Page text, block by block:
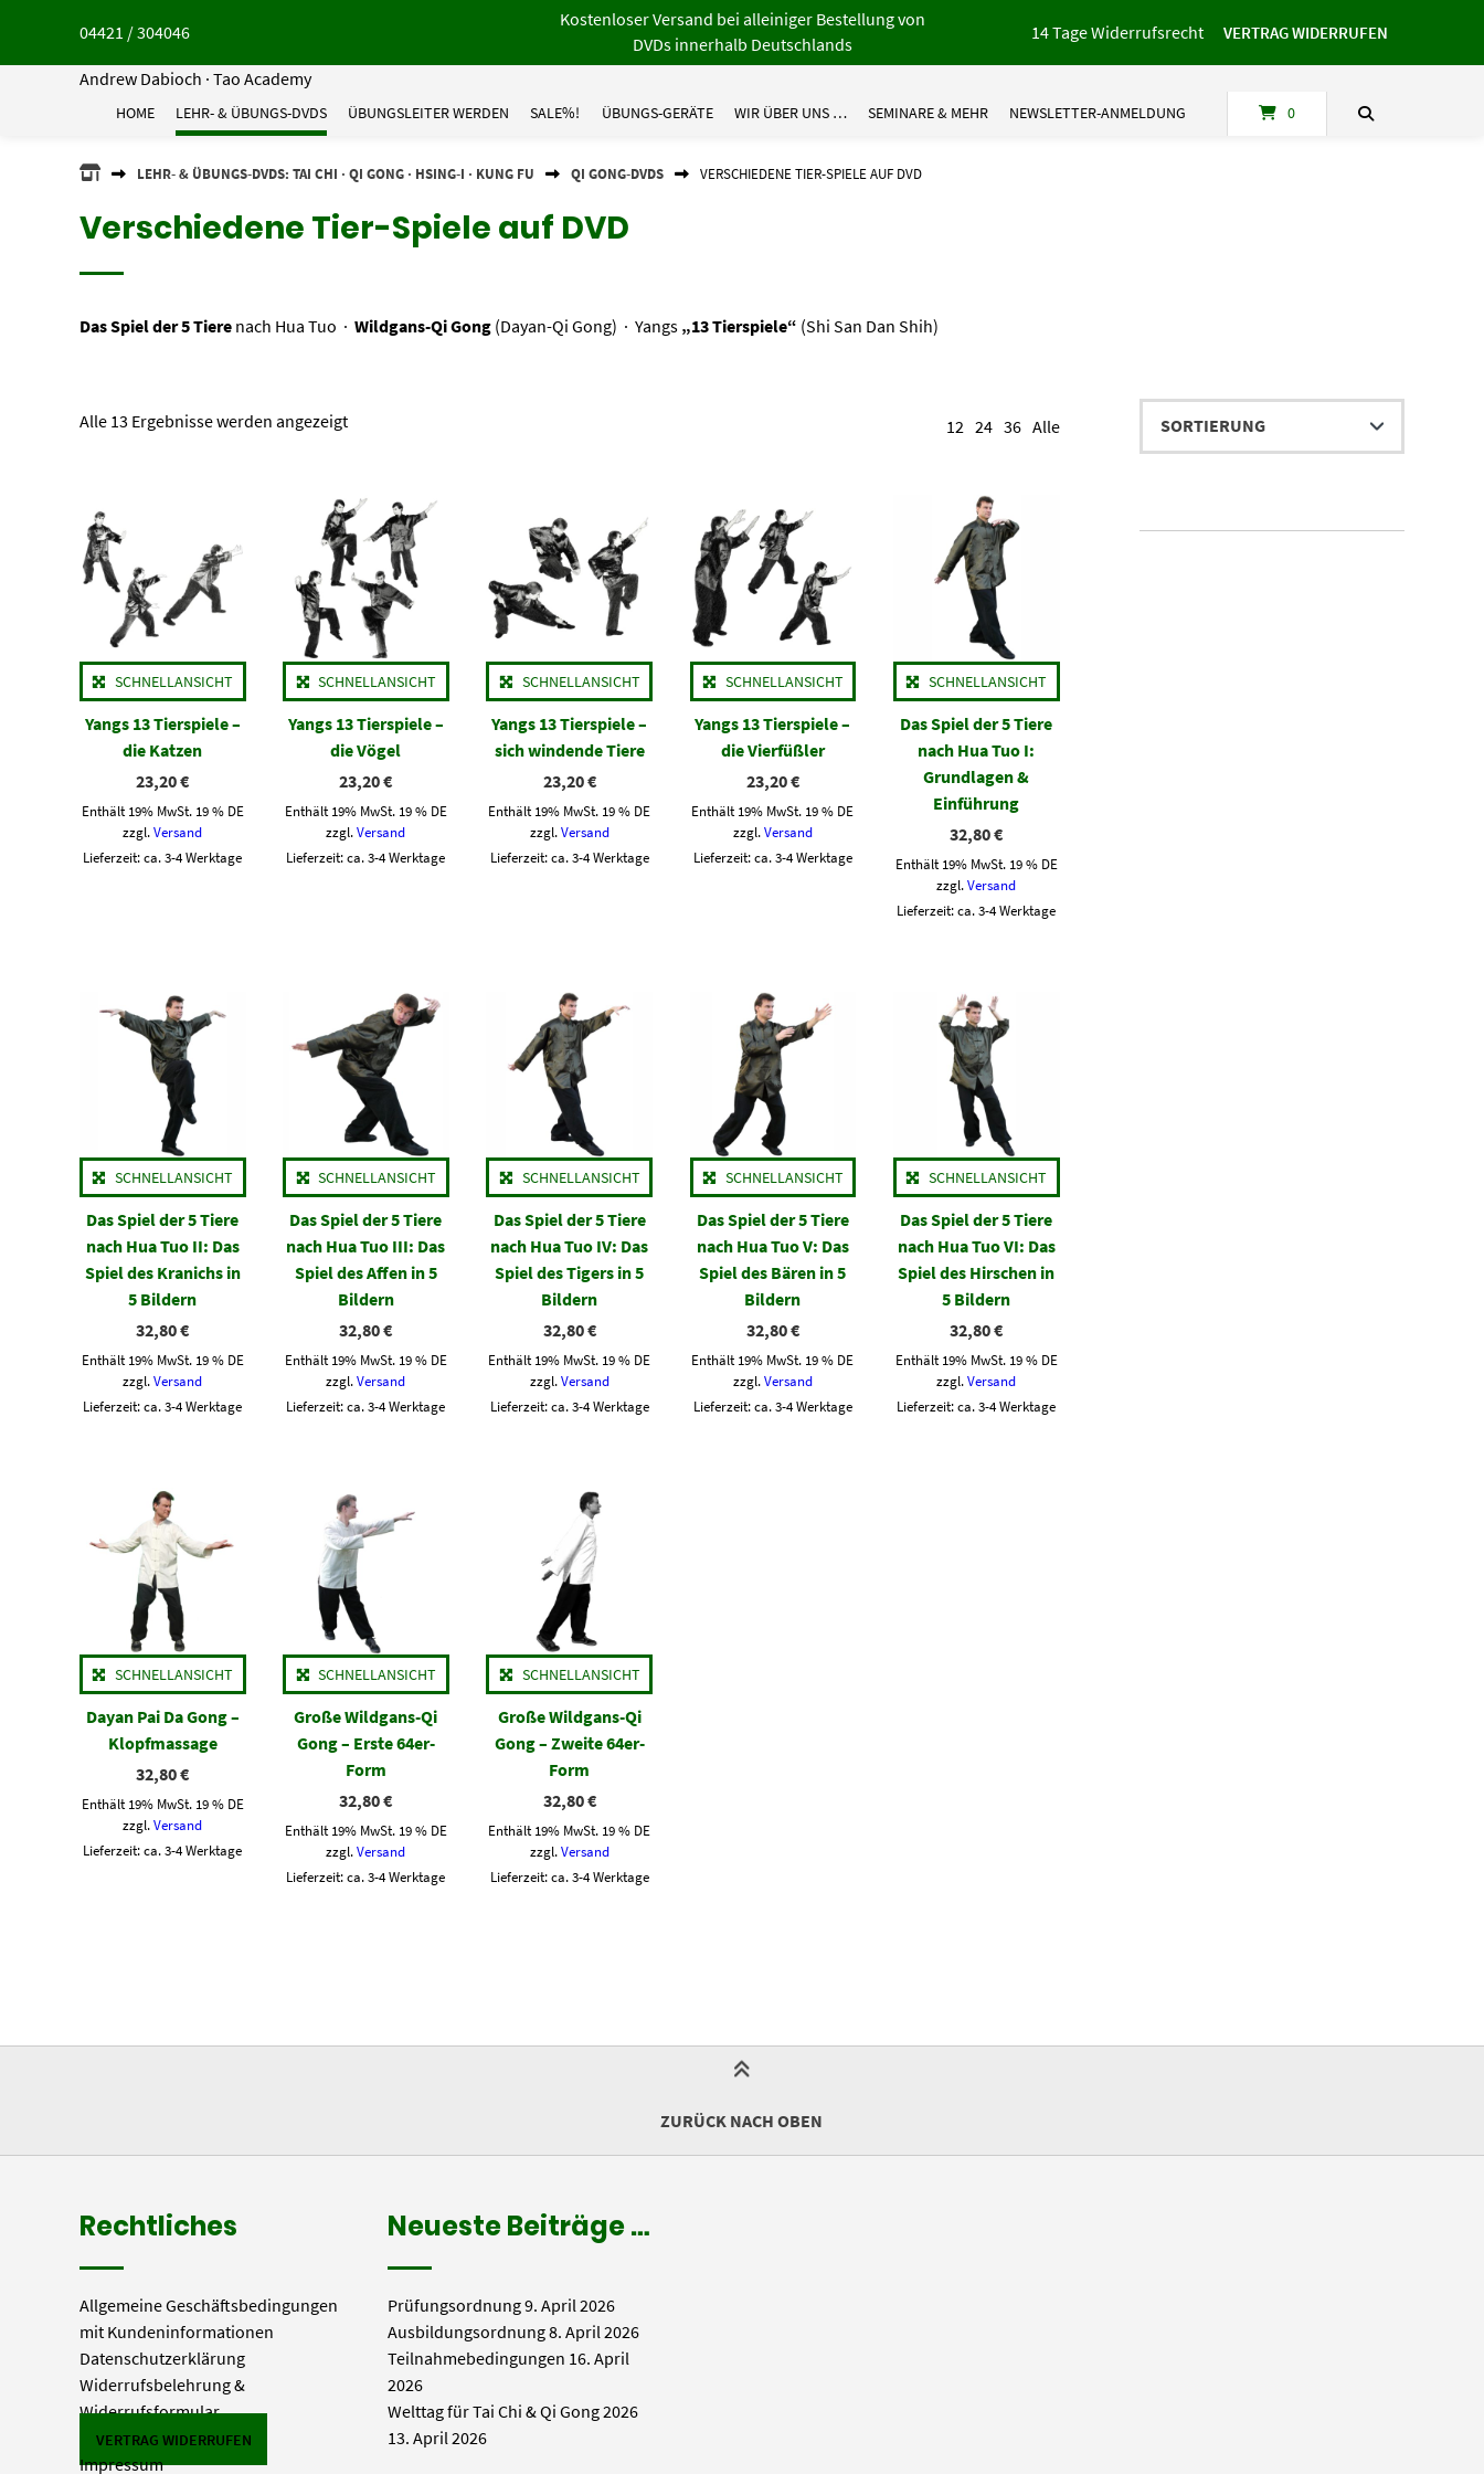
Inhalt
04421 / 304046
Kostenloser Versand bei alleiniger Bestellung von
DVDs innerhalb Deutschlands
14 Tage Widerrufsrecht VERTRAG WIDERRUFEN
Andrew Dabioch · Tao Academy
HOME LEHR- & ÜBUNGS-DVDS ÜBUNGSLEITER WERDEN SALE%! ÜBUNGS-GERÄTE WIR ÜBER UNS … SEMINARE & MEHR NEWSLETTER-ANMELDUNG 0
ANDREW
·
TAO
LEHR- & ÜBUNGS-DVDS: TAI CHI · QI GONG · HSING-I · KUNG FU QI GONG-DVDS VERSCHIEDENE TIER-SPIELE AUF DVD
Verschiedene Tier-Spiele auf DVD
Das Spiel der 5 Tierenach Hua Tuo · Wildgans-Qi Gong(Dayan-Qi Gong) · Yangs„13 Tierspiele“ (Shi San Dan Shih)
Alle 13 Ergebnisse werden angezeigt 12 24 36 Alle
SCHNELLANSICHT
Yangs 13 Tierspiele –
die Katzen
23,20€
Enthält 19% MwSt. 19 % DE
zzgl.Versand
Lieferzeit: ca. 3-4 Werktage
SCHNELLANSICHT
Yangs 13 Tierspiele –
die Vögel
23,20€
Enthält 19% MwSt. 19 % DE
zzgl.Versand
Lieferzeit: ca. 3-4 Werktage
SCHNELLANSICHT
Yangs 13 Tierspiele –
sich windende Tiere
23,20€
Enthält 19% MwSt. 19 % DE
zzgl.Versand
Lieferzeit: ca. 3-4 Werktage
SCHNELLANSICHT
Yangs 13 Tierspiele –
die Vierfüßler
23,20€
Enthält 19% MwSt. 19 % DE
zzgl.Versand
Lieferzeit: ca. 3-4 Werktage
SCHNELLANSICHT
Das Spiel der 5 Tiere
nach Hua Tuo I:
Grundlagen &
Einführung
32,80€
Enthält 19% MwSt. 19 % DE
zzgl.Versand
Lieferzeit: ca. 3-4 Werktage
SCHNELLANSICHT
Das Spiel der 5 Tiere
nach Hua Tuo II: Das
Spiel des Kranichs in
5 Bildern
32,80€
Enthält 19% MwSt. 19 % DE
zzgl.Versand
Lieferzeit: ca. 3-4 Werktage
SCHNELLANSICHT
Das Spiel der 5 Tiere
nach Hua Tuo III: Das
Spiel des Affen in 5
Bildern
32,80€
Enthält 19% MwSt. 19 % DE
zzgl.Versand
Lieferzeit: ca. 3-4 Werktage
SCHNELLANSICHT
Das Spiel der 5 Tiere
nach Hua Tuo IV: Das
Spiel des Tigers in 5
Bildern
32,80€
Enthält 19% MwSt. 19 % DE
zzgl.Versand
Lieferzeit: ca. 3-4 Werktage
SCHNELLANSICHT
Das Spiel der 5 Tiere
nach Hua Tuo V: Das
Spiel des Bären in 5
Bildern
32,80€
Enthält 19% MwSt. 19 % DE
zzgl.Versand
Lieferzeit: ca. 3-4 Werktage
SCHNELLANSICHT
Das Spiel der 5 Tiere
nach Hua Tuo VI: Das
Spiel des Hirschen in
5 Bildern
32,80€
Enthält 19% MwSt. 19 % DE
zzgl.Versand
Lieferzeit: ca. 3-4 Werktage
SCHNELLANSICHT
Dayan Pai Da Gong –
Klopfmassage
32,80€
Enthält 19% MwSt. 19 % DE
zzgl.Versand
Lieferzeit: ca. 3-4 Werktage
SCHNELLANSICHT
Große Wildgans-Qi
Gong – Erste 64er-
Form
32,80€
Enthält 19% MwSt. 19 % DE
zzgl.Versand
Lieferzeit: ca. 3-4 Werktage
SCHNELLANSICHT
Große Wildgans-Qi
Gong – Zweite 64er-
Form
32,80€
Enthält 19% MwSt. 19 % DE
zzgl.Versand
Lieferzeit: ca. 3-4 Werktage
ZURÜCK NACH OBEN
Rechtliches
Allgemeine Geschäftsbedingungen
mit Kundeninformationen
Datenschutzerklärung
Widerrufsbelehrung &
Widerrufsformular
VERTRAG WIDERRUFEN
Impressum
Neueste Beiträge …
Prüfungsordnung9. April 2026
Ausbildungsordnung8. April 2026
Teilnahmebedingungen 16. April
2026
Welttag für Tai Chi & Qi Gong 2026
13. April 2026